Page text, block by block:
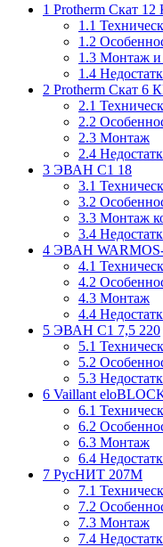
1 Protherm Скат 12
1.1
1.2
1.3 Монтаж и
1.4
2 Protherm Скат 6
2.1
2.2
2.3 Монтаж
2.4
3 ЭВАН С1 18
3.1
3.2
3.3 Монтаж
3.4
4 ЭВАН
4.1
4.2
4.3 Монтаж
4.4
5 ЭВАН С1 7,5 220
5.1
5.2
5.3
6 Vaillant
6.1
6.2
6.3 Монтаж
6.4
7 РусНИТ 207М
7.1
7.2
7.3 Монтаж
7.4